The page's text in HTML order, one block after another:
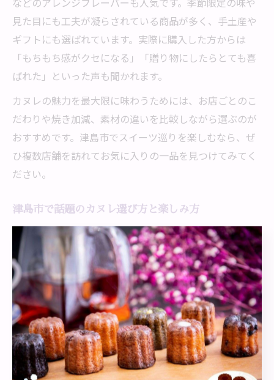
見た目にも工夫が凝らされている商品が多く、手土産や
ギフトにも選ばれています。実際に購入した方からは
「もちもち感がクセになる」「贈り物にしたらとても喜
ばれた」といった声も聞かれます。
カヌレの魅力を最大限に味わうためには、お店ごとのこ
だわりや焼き加減、素材の違いを比較しながら選ぶのが
おすすめです。津島市でスイーツ巡りを楽しむなら、ぜ
ひ複数店舗を訪れてお気に入りの一品を見つけてみてく
ださい。
津島市で話題のカヌレ選び方と楽しみ方
カヌレを選ぶ際に注目したいポイントは、まず焼き加減
と素材です。外側がしっかりカリッと焼かれているか、
中がしっとりもっちりしているかを確認しましょう。特
に津島市のカヌレは、地元産の素材を使ったものや、米
粉など体にやさしい原料を使用した商品も増えていま
す。
また、味のバリエーションも豊富で、チョコレートや抹
茶、季節のフルーツを使った限定品もおすすめです。手